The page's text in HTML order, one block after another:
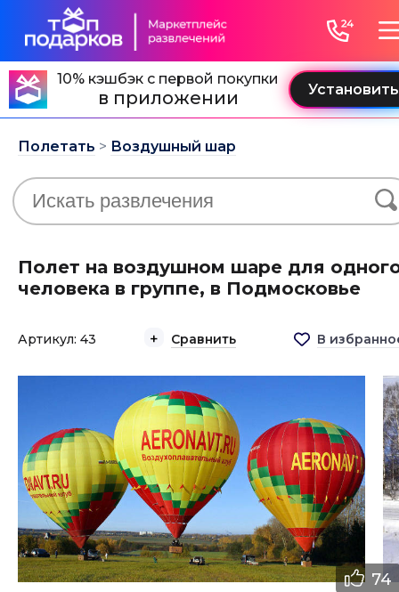
10% кэшбэк с первой покупки
в приложении
Полетать > Воздушный шар
Полет на воздушном шаре для
человека в группе, в Подмосковье
Артикул: 43 Сравнить В
74